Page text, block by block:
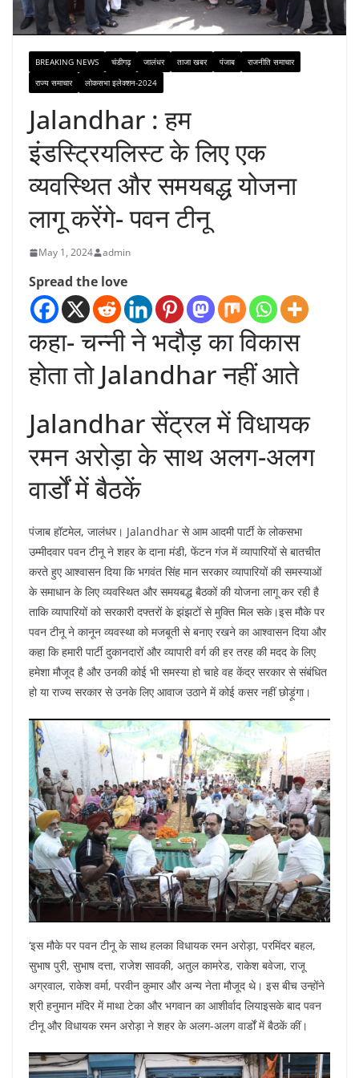
BREAKING NEWS चंडीगढ़ जालंधर ताजा खबर पंजाब
राजनीति समाचार
राज्य समाचार
लोकसभा इलेक्शन-2024
Jalandhar : हम
इंडस्ट्रियलिस्ट के लिए एक
व्यवस्थित और समयबद्ध योजना
लागू करेंगे- पवन टीनू
May 1, 2024 admin
Spread the love
कहा- चन्नी ने भदौड़ का विकास
होता तो Jalandhar नहीं आते
Jalandhar सेंट्रल में विधायक
रमन अरोड़ा के साथ अलग-अलग
वार्डों में बैठकें
पंजाब हॉटमेल, जालंधर। Jalandhar से आम आदमी पार्टी के लोकसभा
उम्मीदवार पवन टीनू ने शहर के दाना मंडी, फेंटन गंज में व्यापारियों से बातचीत
करते हुए आश्वासन दिया कि भगवंत सिंह मान सरकार व्यापारियों की समस्याओं
के समाधान के लिए व्यवस्थित और समयबद्ध बैठकों की योजना लागू कर रही है
ताकि व्यापारियों को सरकारी दफ्तरों के झंझटों से मुक्ति मिल सके।इस मौके पर
पवन टीनू ने कानून व्यवस्था को मजबूती से बनाए रखने का आश्वासन दिया और
कहा कि हमारी पार्टी दुकानदारों और व्यापारी वर्ग की हर तरह की मदद के लिए
हमेशा मौजूद है और उनकी कोई भी समस्या हो चाहे वह केंद्र सरकार से संबंधित
हो या राज्य सरकार से उनके लिए आवाज उठाने में कोई कसर नहीं छोड़ूंगा।
‘इस मौके पर पवन टीनू के साथ हलका विधायक रमन अरोड़ा, परमिंदर बहल,
सुभाष पुरी, सुभाष दत्ता, राजेश सावकी, अतुल कामरेड, राकेश बवेजा, राजू
अग्रवाल, राकेश वर्मा, परवीन कुमार और अन्य नेता मौजूद थे। इस बीच उन्होंने
श्री हनुमान मंदिर में माथा टेका और भगवान का आशीर्वाद लियाइसके बाद पवन
टीनू और विधायक रमन अरोड़ा ने शहर के अलग-अलग वार्डों में बैठकें कीं।